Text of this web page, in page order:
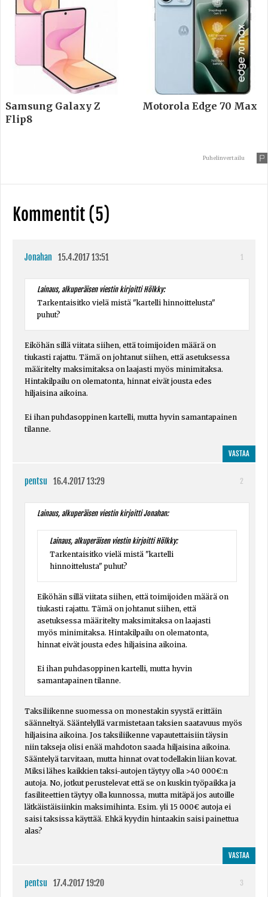
Samsung Galaxy Z
Flip8
Motorola Edge 70 Max
Puhelinvertailu
Kommentit (5)
Jonahan 15.4.2017 13:51 1
Lainaus, alkuperäisen viestin kirjoitti Hölkky:
Tarkentaisitko vielä mistä "kartelli hinnoittelusta"
puhut?
Eiköhän sillä viitata siihen, että toimijoiden määrä on
tiukasti rajattu. Tämä on johtanut siihen, että asetuksessa
määritelty maksimitaksa on laajasti myös minimitaksa.
Hintakilpailu on olematonta, hinnat eivät jousta edes
hiljaisina aikoina.
Ei ihan puhdasoppinen kartelli, mutta hyvin samantapainen
tilanne.
VASTAA
pentsu 16.4.2017 13:29 2
Lainaus, alkuperäisen viestin kirjoitti Jonahan:
Lainaus, alkuperäisen viestin kirjoitti Hölkky:
Tarkentaisitko vielä mistä "kartelli
hinnoittelusta" puhut?
Eiköhän sillä viitata siihen, että toimijoiden määrä on
tiukasti rajattu. Tämä on johtanut siihen, että
asetuksessa määritelty maksimitaksa on laajasti
myös minimitaksa. Hintakilpailu on olematonta,
hinnat eivät jousta edes hiljaisina aikoina.
Ei ihan puhdasoppinen kartelli, mutta hyvin
samantapainen tilanne.
Taksiliikenne suomessa on monestakin syystä erittäin
säänneltyä. Sääntelyllä varmistetaan taksien saatavuus myös
hiljaisina aikoina. Jos taksiliikenne vapautettaisiin täysin
niin takseja olisi enää mahdoton saada hiljaisina aikoina.
Sääntelyä tarvitaan, mutta hinnat ovat todellakin liian kovat.
Miksi lähes kaikkien taksi-autojen täytyy olla >40 000€:n
autoja. No, jotkut perustelevat että se on kuskin työpaikka ja
fasiliteettien täytyy olla kunnossa, mutta mitäpä jos autoille
lätkäistäisiinkin maksimihinta. Esim. yli 15 000€ autoja ei
saisi taksissa käyttää. Ehkä kyydin hintaakin saisi painettua
alas?
VASTAA
pentsu 17.4.2017 19:20 3